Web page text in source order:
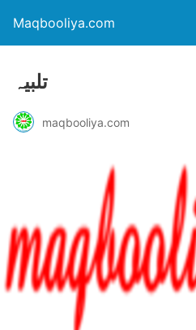
Maqbooliya.com
تلبیہ
maqbooliya.com